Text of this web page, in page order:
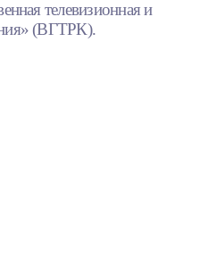
телевизионная и
(ВГТРК).